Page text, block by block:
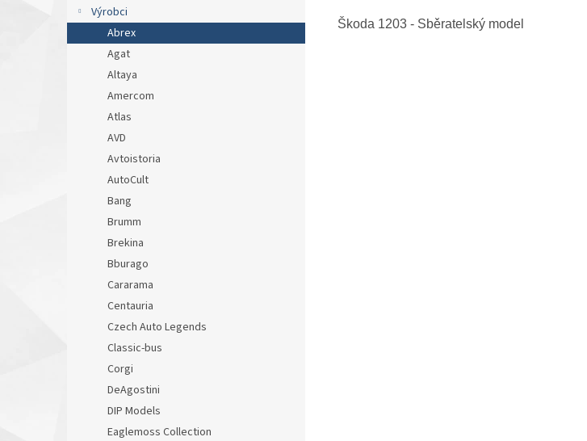
Výrobci
Abrex
Agat
Altaya
Amercom
Atlas
AVD
Avtoistoria
AutoCult
Bang
Brumm
Brekina
Bburago
Cararama
Centauria
Czech Auto Legends
Classic-bus
Corgi
DeAgostini
DIP Models
Eaglemoss Collection
Škoda 1203 - Sběratelský model